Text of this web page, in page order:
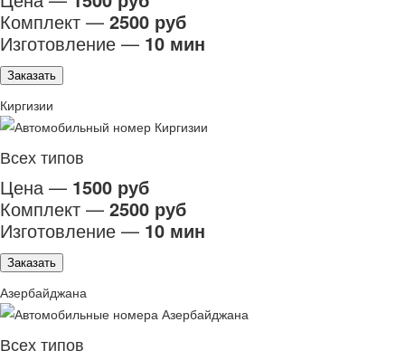
Комплект — 2500 руб
Изготовление — 10 мин
Заказать
Киргизии
Всех типов
Цена — 1500 руб
Комплект — 2500 руб
Изготовление — 10 мин
Заказать
Азербайджана
Всех типов